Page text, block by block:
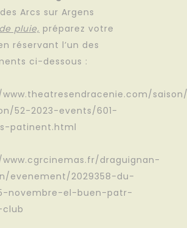
Arcs sur Argens
pluie, préparez votre
réservant l’un des
ci-dessous :
52-2023-events/601-
patinent.html
draguignan-
evenement/2029358-du-
novembre-el-buen-patr-